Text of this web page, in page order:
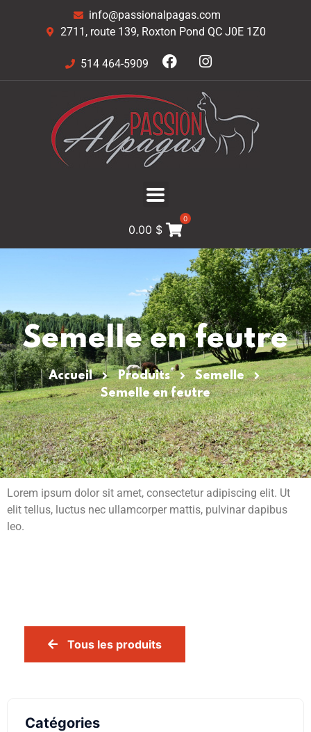
info@passionalpagas.com
2711, route 139, Roxton Pond QC J0E 1Z0
514 464-5909
0.00 $
0
Semelle en feutre
Accueil Produits
Semelle
Semelle en feutre
Lorem ipsum dolor sit amet, consectetur adipiscing elit. Ut
elit tellus, luctus nec ullamcorper mattis, pulvinar dapibus
leo.
Tous les produits
Catégories